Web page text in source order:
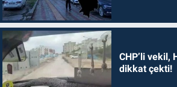
CHP’li vekil,
dikkat çekti!